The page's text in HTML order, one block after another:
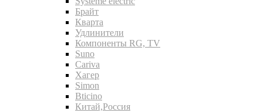
Брайт
Кварта
Удлинители
Компоненты RG, TV
Suno
Cariva
Хагер
Simon
Bticino
Китай,Россия